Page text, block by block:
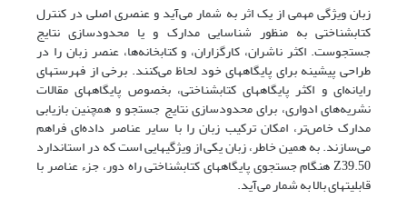
زبان ویژگی مهمی از یک اثر به شمار می‌آید و عنصری اصلی در کنترل
کتابشناختی به منظور شناسایی مدارک و یا محدودسازی نتایج
جستجوست. اکثر ناشران، کارگزاران، و کتابخانه‌ها، عنصر زبان را در
طراحی پیشینه برای پایگاههای خود لحاظ می‌کنند. برخی از فهرستهای
رایانه‌ای و اکثر پایگاههای کتابشناختی، بخصوص پایگاههای مقالات
نشریه‌های ادواری، برای محدودسازی نتایج جستجو و همچنین بازیابی
مدارک خاص‌تر، امکان ترکیب زبان را با سایر عناصر داده‌ای فراهم
می‌سازند. به همین خاطر، زبان یکی از ویژگیهایی است که در استاندارد
Z39.50 هنگام جستجوی پایگاههای کتابشناختی راه دور، جزء عناصر با
قابلیتهای بالا به شمار می‌آید.